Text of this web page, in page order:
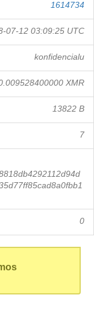
1614734
07-12 03:09:25 UTC
konfidencialu
XMR
13822 B
7
0